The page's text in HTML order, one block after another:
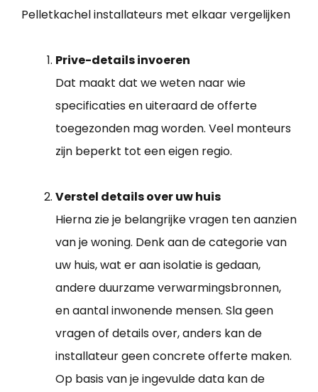
Pelletkachel installateurs met elkaar vergelijken
Prive-details invoeren
Dat maakt dat we weten naar wie
specificaties en uiteraard de offerte
toegezonden mag worden. Veel monteurs
zijn beperkt tot een eigen regio.
Verstel details over uw huis
Hierna zie je belangrijke vragen ten aanzien
van je woning. Denk aan de categorie van
uw huis, wat er aan isolatie is gedaan,
andere duurzame verwarmingsbronnen,
en aantal inwonende mensen. Sla geen
vragen of details over, anders kan de
installateur geen concrete offerte maken.
Op basis van je ingevulde data kan de